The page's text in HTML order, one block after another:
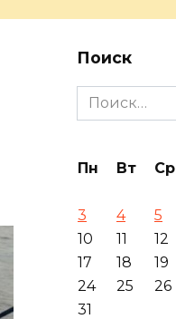
Поиск
Search
for:
Пн Вт Ср
3
4 5
10
11 12
17
18 19
24
25 26
31